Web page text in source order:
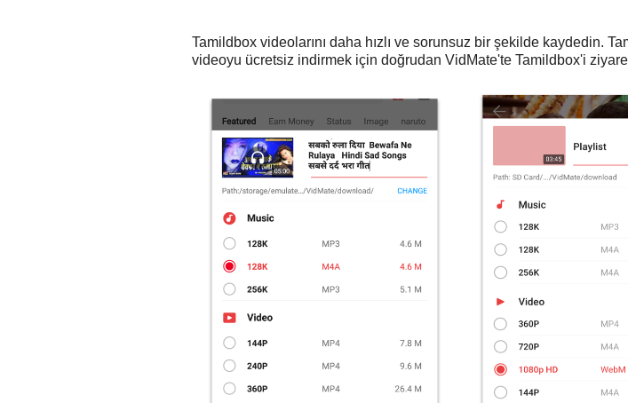
Tamildbox videolarını daha hızlı ve sorunsuz bir şekilde kaydedin.
videoyu ücretsiz indirmek için doğrudan VidMate'te Tamildbox'i